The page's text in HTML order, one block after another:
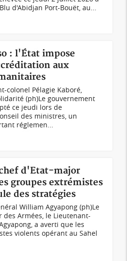
d'Abidjan Port-Bouët, au...
: l'État impose
aux
colonel Pélagie Kaboré,
(ph)Le gouvernement
ce jeudi lors de
des ministres, un
réglemen...
d'Etat-major
groupes extrémistes
des stratégies
William Agyapong (ph)Le
des Armées, le Lieutenant-
a averti que les
violents opérant au Sahel